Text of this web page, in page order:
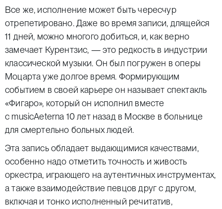
Все же, исполнение может быть чересчур
отрепетировано. Даже во время записи, длящейся
11 дней, можно многого добиться, и, как верно
замечает Курентзис, — это редкость в индустрии
классической музыки. Он был погружен в оперы
Моцарта уже долгое время. Формирующим
событием в своей карьере он называет спектакль
«Фигаро», который он исполнил вместе
с musicAeterna 10 лет назад в Москве в больнице
для смертельно больных людей.
Эта запись обладает выдающимися качествами,
особенно надо отметить точность и живость
оркестра, играющего на аутентичных инструментах,
а также взаимодействие певцов друг с другом,
включая и тонко исполненный речитатив,